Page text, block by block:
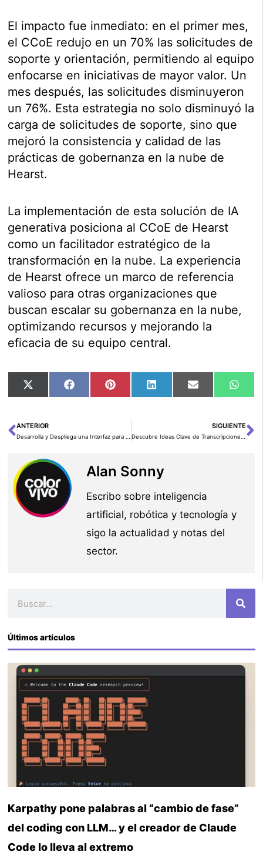
El impacto fue inmediato: en el primer mes,
el CCoE redujo en un 70% las solicitudes de
soporte y orientación, permitiendo al equipo
enfocarse en iniciativas de mayor valor. Un
mes después, las solicitudes disminuyeron
un 76%. Esta estrategia no solo disminuyó la
carga de solicitudes de soporte, sino que
mejoró la consistencia y calidad de las
prácticas de gobernanza en la nube de
Hearst.
La implementación de esta solución de IA
generativa posiciona al CCoE de Hearst
como un facilitador estratégico de la
transformación en la nube. La experiencia
de Hearst ofrece un marco de referencia
valioso para otras organizaciones que
buscan escalar su gobernanza en la nube,
optimizando recursos y mejorando la
eficacia de su equipo central.
Compartir
en
X
Compartir
en
FacebookCompartir
en
PinterestCompartir
en
LinkedInCompartir
en
Email
en
Ant
ANTERIOR SIGUIENTE
Alan Sonny
Escribo sobre inteligencia
artificial, robótica y tecnología y
sigo la actualidad y notas del
sector.
Últimos artículos
Karpathy pone palabras al “cambio de fase”
del coding con LLM… y el creador de Claude
Code lo lleva al extremo